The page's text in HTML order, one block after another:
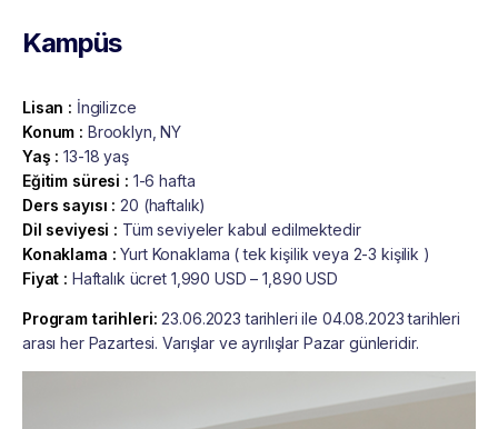
Kampüs
Lisan : İngilizce
Konum : Brooklyn, NY
Yaş : 13-18 yaş
Eğitim süresi : 1-6 hafta
Ders sayısı : 20 (haftalık)
Dil seviyesi : Tüm seviyeler kabul edilmektedir
Konaklama : Yurt Konaklama ( tek kişilik veya 2-3 kişilik )
Fiyat : Haftalık ücret 1,990 USD – 1,890 USD
Program tarihleri: 23.06.2023 tarihleri ile 04.08.2023 tarihleri
arası her Pazartesi. Varışlar ve ayrılışlar Pazar günleridir.